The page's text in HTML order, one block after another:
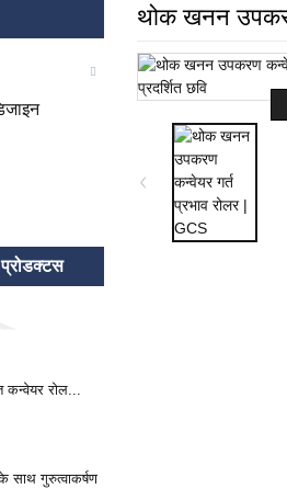
प्रोडक्टस
रोल...
साथ गुरुत्वाकर्षण
थोक खनन